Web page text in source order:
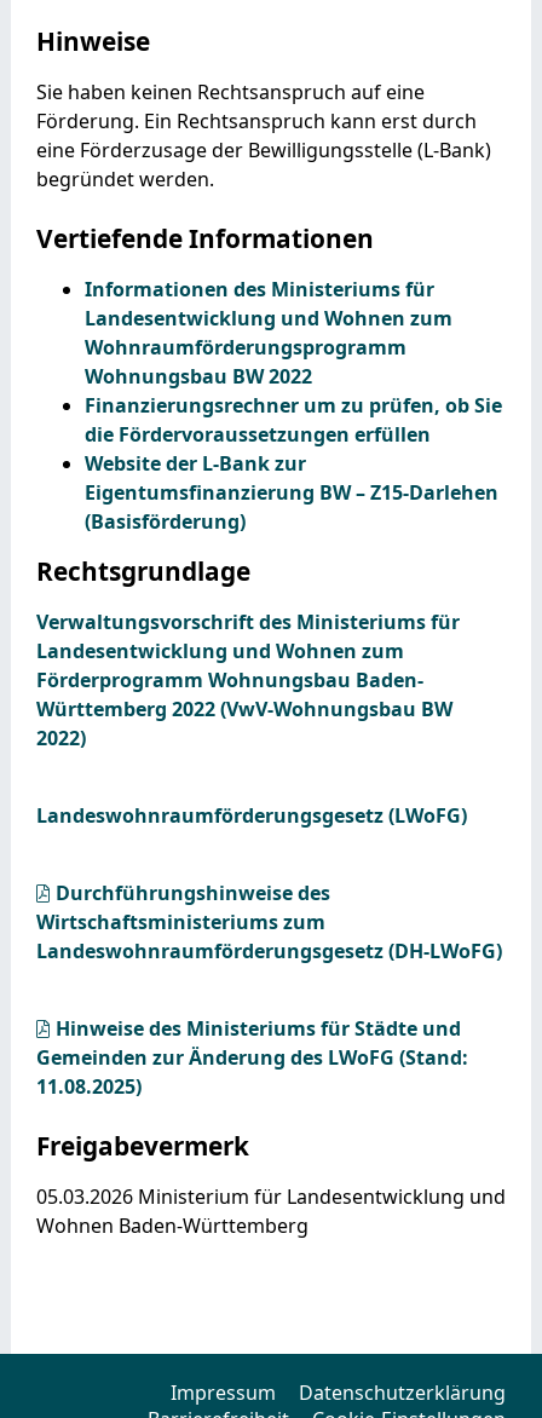
Hinweise
Sie haben keinen Rechtsanspruch auf eine
Förderung. Ein Rechtsanspruch kann erst durch
eine Förderzusage der Bewilligungsstelle (L-Bank)
begründet werden.
Vertiefende Informationen
Informationen des Ministeriums für
Landesentwicklung und Wohnen zum
Wohnraumförderungsprogramm
Wohnungsbau BW 2022
Finanzierungsrechner um zu prüfen, ob Sie
die Fördervoraussetzungen erfüllen
Website der L-Bank zur
Eigentumsfinanzierung BW – Z15-Darlehen
(Basisförderung)
Rechtsgrundlage
Verwaltungsvorschrift des Ministeriums für
Landesentwicklung und Wohnen zum
Förderprogramm Wohnungsbau Baden-
Württemberg 2022 (VwV-Wohnungsbau BW
2022)
Landeswohnraumförderungsgesetz (LWoFG)
Durchführungshinweise des
Wirtschaftsministeriums zum
Landeswohnraumförderungsgesetz (DH-LWoFG)
Hinweise des Ministeriums für Städte und
Gemeinden zur Änderung des LWoFG (Stand:
11.08.2025)
Freigabevermerk
05.03.2026 Ministerium für Landesentwicklung und
Wohnen Baden-Württemberg
Impressum
Datenschutzerklärung